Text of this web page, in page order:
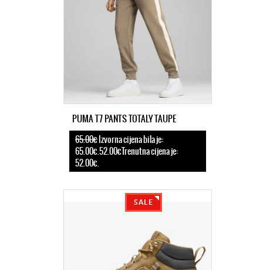
PUMA T7 PANTS TOTALY TAUPE
65.00€Izvorna cijena bila je:
65.00€.52.00€Trenutna cijena je:
52.00€.
SALE